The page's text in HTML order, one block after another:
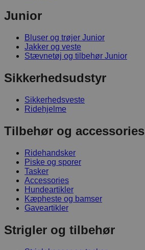
Junior
Bluser og trøjer Junior
Jakker og veste
Stævnetøj og tilbehør Junior
Sikkerhedsudstyr
Sikkerhedsveste
Ridehjelme
Tilbehør og accessories
Ridehandsker
Piske og sporer
Tasker
Accessories
Hundeartikler
Kæpheste og bamser
Gaveartikler
Strigler og tilbehør